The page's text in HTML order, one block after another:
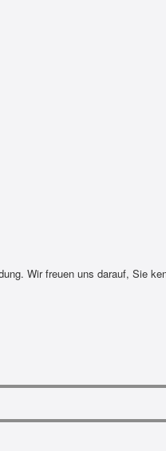
Wir freuen uns darauf, Sie